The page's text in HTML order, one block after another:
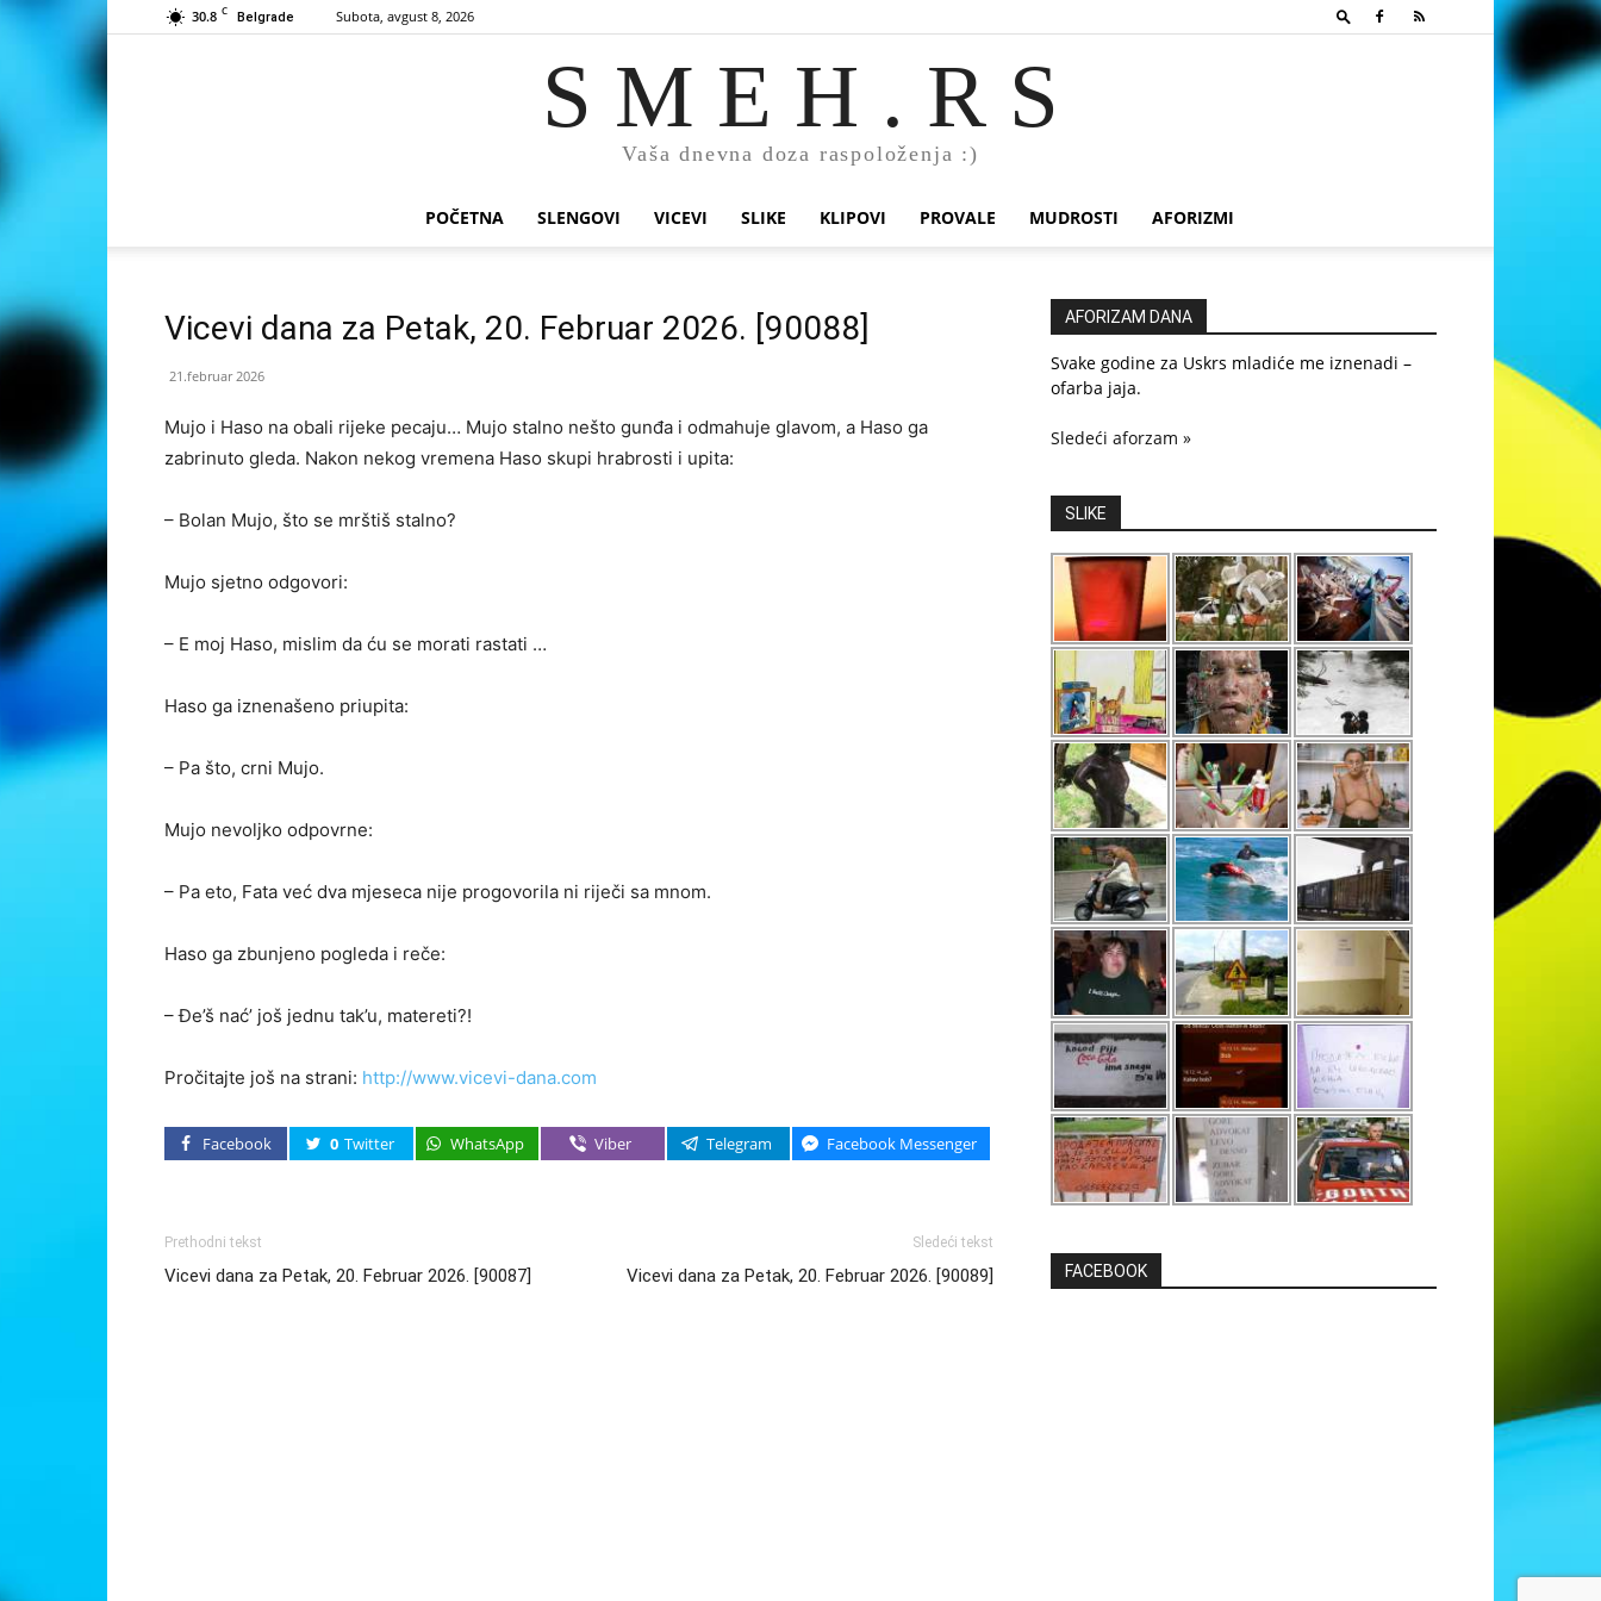
30.8 C Belgrade Subota, avgust 8, 2026
S M E H . R S
Vaša dnevna doza raspoloženja :)
POČETNA SLENGOVI VICEVI SLIKE KLIPOVI PROVALE MUDROSTI AFORIZMI
Vicevi dana za Petak, 20. Februar 2026. [90088]
21.februar 2026
Mujo i Haso na obali rijeke pecaju… Mujo stalno nešto gunđa i odmahuje glavom, a Haso ga
zabrinuto gleda. Nakon nekog vremena Haso skupi hrabrosti i upita:
– Bolan Mujo, što se mrštiš stalno?
Mujo sjetno odgovori:
– E moj Haso, mislim da ću se morati rastati …
Haso ga iznenašeno priupita:
– Pa što, crni Mujo.
Mujo nevoljko odpovrne:
– Pa eto, Fata već dva mjeseca nije progovorila ni riječi sa mnom.
Haso ga zbunjeno pogleda i reče:
– Đe’š nać’ još jednu tak’u, matereti?!
Pročitajte još na strani: http://www.vicevi-dana.com
Facebook 0 Twitter WhatsApp Viber Telegram Facebook Messenger
Prethodni tekst
Vicevi dana za Petak, 20. Februar 2026. [90087]
Sledeći tekst
Vicevi dana za Petak, 20. Februar 2026. [90089]
AFORIZAM DANA
Svake godine za Uskrs mladiće me iznenadi –
ofarba jaja.
Sledeći aforzam »
SLIKE
FACEBOOK